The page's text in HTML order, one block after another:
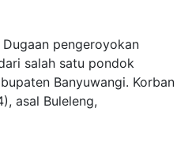
pengeroyokan
salah satu pondok
Banyuwangi. Korban
asal Buleleng,